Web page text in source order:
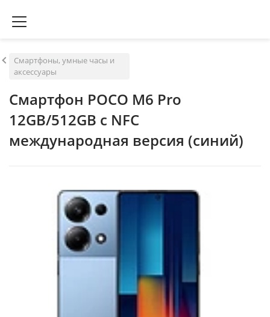
Смартфоны, умные часы и
аксессуары
Смартфон POCO M6 Pro
12GB/512GB с NFC
международная версия (синий)